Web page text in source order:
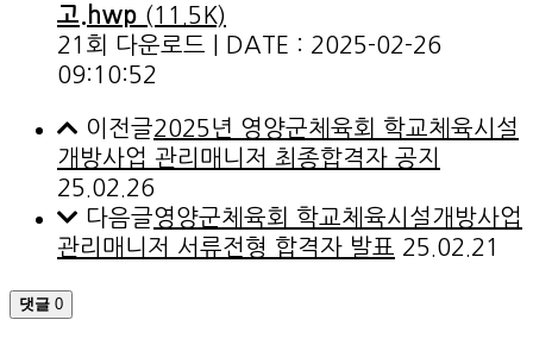
고.hwp (11.5K)
21회 다운로드 | DATE : 2025-02-26
09:10:52
이전글2025년 영양군체육회 학교체육시설
개방사업 관리매니저 최종합격자 공지
25.02.26
다음글영양군체육회 학교체육시설개방사업
관리매니저 서류전형 합격자 발표 25.02.21
댓글 0